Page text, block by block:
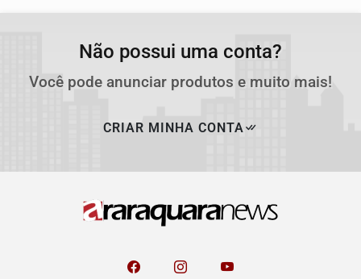
Não possui uma conta?
Você pode anunciar produtos e muito mais!
CRIAR MINHA CONTA